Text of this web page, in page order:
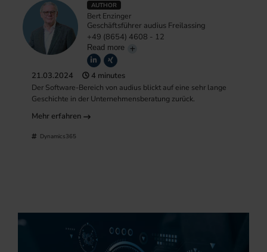
AUTHOR
Bert Enzinger
Geschäftsführer audius Freilassing
+49 (8654) 4608 - 12
Read more
21.03.2024 4 minutes
Der Software-Bereich von audius blickt auf eine sehr lange
Geschichte in der Unternehmensberatung zurück.
Mehr erfahren
Dynamics365